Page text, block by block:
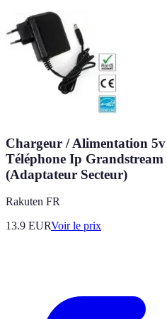
Chargeur / Alimentation
Téléphone Ip Grandstream
(Adaptateur Secteur)
Rakuten FR
13.9 EURVoir le prix